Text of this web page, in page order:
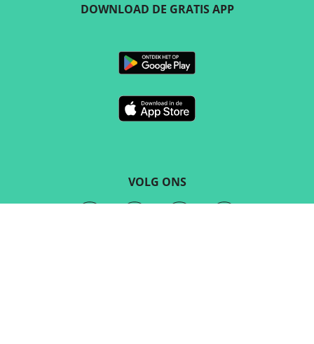
VOLG ONS
DOWNLOAD DE GRATIS APP